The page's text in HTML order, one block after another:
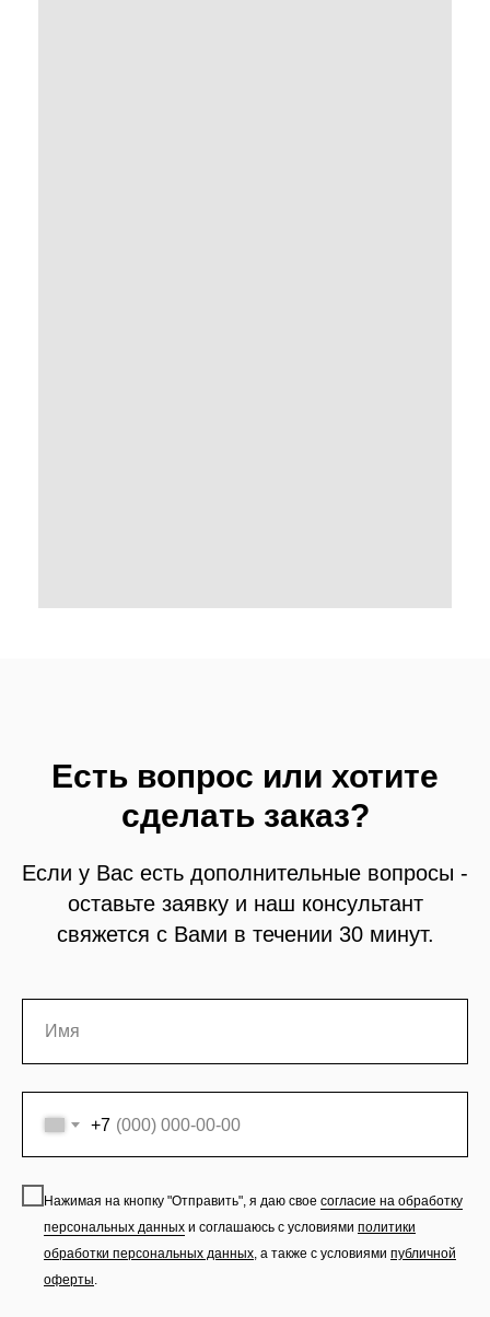
Есть вопрос или хотите
сделать заказ?
Если у Вас есть дополнительные вопросы -
оставьте заявку и наш консультант
свяжется с Вами в течении 30 минут.
+7
Нажимая на кнопку "Отправить", я даю свое согласие на обработку
персональных данных и соглашаюсь с условиями политики
обработки персональных данных, а также с условиями публичной
оферты.